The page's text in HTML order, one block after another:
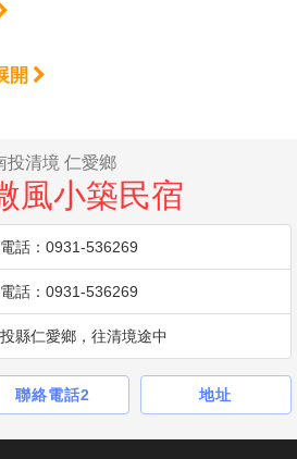
開
投清境 仁愛鄉
風小築民宿
話：0931-536269
話：0931-536269
縣仁愛鄉，往清境途中
聯絡電話2 地址